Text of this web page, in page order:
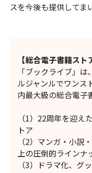
スを今後も提供してま
【総合電子書籍ス
「ブックライブ」
ルジャンルでワンス
内最大級の総合電子
（1）22周年を迎え
トア
（2）マンガ・小説
上の圧倒的ラインナ
（3）ドラマ化、グ